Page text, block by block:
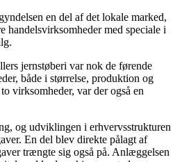
en del af det lokale marked,
handelsvirksomheder med speciale i
jernstøberi var nok de førende
både i størrelse, produktion og
virksomheder, var der også en
og udviklingen i erhvervsstrukturen
En del blev direkte pålagt af
trængte sig også på. Anlæggelsen